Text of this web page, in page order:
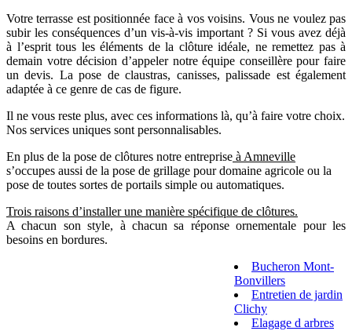
Votre terrasse est positionnée face à vos voisins. Vous ne voulez pas
subir les conséquences d’un vis-à-vis important ? Si vous avez déjà
à l’esprit tous les éléments de la clôture idéale, ne remettez pas à
demain votre décision d’appeler notre équipe conseillère pour faire
un devis. La pose de claustras, canisses, palissade est également
adaptée à ce genre de cas de figure.
Il ne vous reste plus, avec ces informations là, qu’à faire votre choix.
Nos services uniques sont personnalisables.
En plus de la pose de clôtures notre entreprise à Amneville
s’occupes aussi de la pose de grillage pour domaine agricole ou la
pose de toutes sortes de portails simple ou automatiques.
Trois raisons d’installer une manière spécifique de clôtures.
A chacun son style, à chacun sa réponse ornementale pour les
besoins en bordures.
Bucheron Mont-
Bonvillers
Entretien de jardin
Clichy
Elagage d arbres